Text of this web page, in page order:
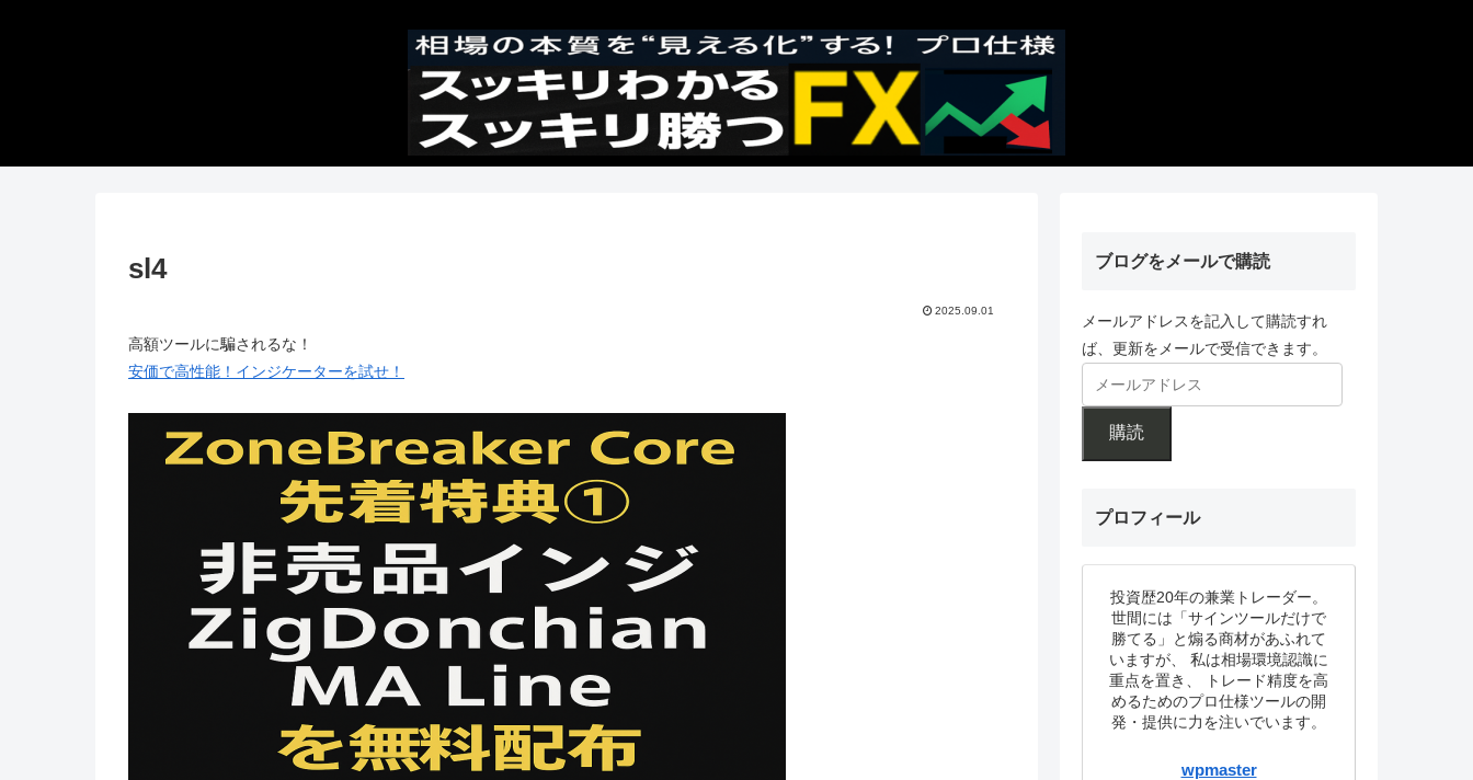
sl4
2025.09.01
高額ツールに騙されるな！
安価で高性能！インジケーターを試せ！
ブログをメールで購読
メールアドレスを記入して購読すれ
ば、更新をメールで受信できます。
購読
プロフィール
投資歴20年の兼業トレーダー。
世間には「サインツールだけで
勝てる」と煽る商材があふれて
いますが、 私は相場環境認識に
重点を置き、 トレード精度を高
めるためのプロ仕様ツールの開
発・提供に力を注いでいます。
wpmaster